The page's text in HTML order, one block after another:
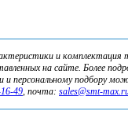
и комплектация
на сайте. Более
и персональному подбору
49, почта: sales@smt-